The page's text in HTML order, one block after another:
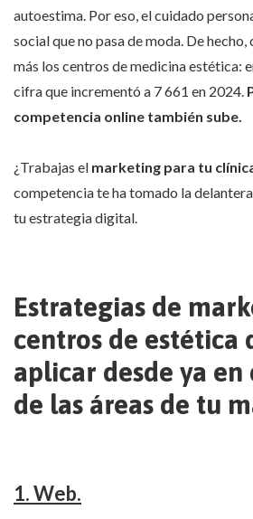
autoestima. Por eso, el cuidado
social que no pasa de moda. De hecho,
más los centros de medicina estética:
cifra que incrementó a 7 661 en 2024.
competencia online también sube.
¿Trabajas el marketing para tu
competencia te ha tomado la
tu estrategia digital.
Estrategias de
centros de estética
aplicar desde ya en
de las áreas de tu
1. Web.